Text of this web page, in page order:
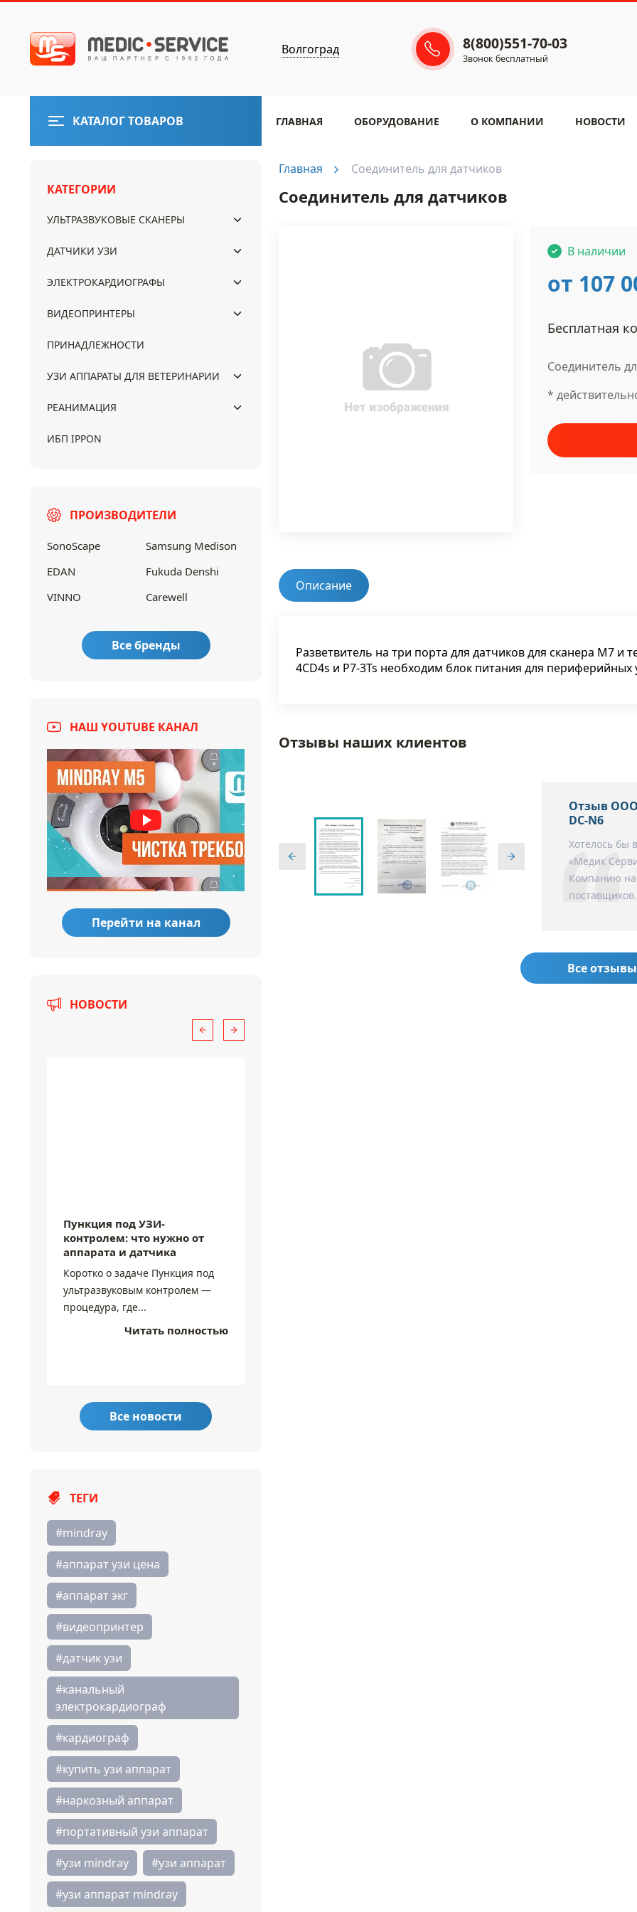
Волгоград 8(800)551-70-03
Звонок бесплатный
КАТАЛОГ ТОВАРОВ ГЛАВНАЯ ОБОРУДОВАНИЕ ​О КОМПАНИИ НОВОСТИ
КАТЕГОРИИ
УЛЬТРАЗВУКОВЫЕ СКАНЕРЫ
ДАТЧИКИ УЗИ
ЭЛЕКТРОКАРДИОГРАФЫ
ВИДЕОПРИНТЕРЫ
ПРИНАДЛЕЖНОСТИ
УЗИ АППАРАТЫ ДЛЯ ВЕТЕРИНАРИИ
РЕАНИМАЦИЯ
ИБП IPPON
ПРОИЗВОДИТЕЛИ
SonoScape
Samsung Medison
EDAN
Fukuda Denshi
VINNO
Carewell
Все бренды
НАШ YOUTUBE КАНАЛ
Перейти на канал
НОВОСТИ
Пункция под УЗИ-
контролем: что нужно от
аппарата и датчика
Коротко о задаче Пункция под
ультразвуковым контролем —
процедура, где...
Читать полностью
Все новости
ТЕГИ
#mindray
#аппарат узи цена
#аппарат экг
#видеопринтер
#датчик узи
#канальный
электрокардиограф
#кардиограф
#купить узи аппарат
#наркозный аппарат
#портативный узи аппарат
#узи mindray
#узи аппарат
#узи аппарат mindray
Главная Соединитель для датчиков
Соединитель для датчиков
В наличии
от 107
Бесплатная
Соединитель
*
Описание
Разветвитель на три порта для датчиков для сканера M7
4CD4s и P7-3Ts необходим блок питания для периферийных
Отзывы наших клиентов
Отзыв ООО
DC-N6
Хотелось бы
«Медик
Компанию
Все отзывы